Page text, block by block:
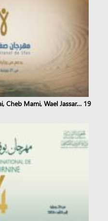
Cheb Mami, Wael Jassar… 19